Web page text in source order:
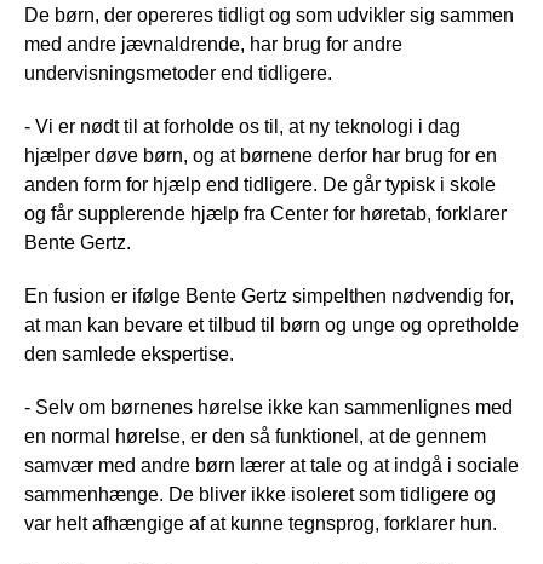
De børn, der opereres tidligt og som udvikler sig sammen
med andre jævnaldrende, har brug for andre
undervisningsmetoder end tidligere.
- Vi er nødt til at forholde os til, at ny teknologi i dag
hjælper døve børn, og at børnene derfor har brug for en
anden form for hjælp end tidligere. De går typisk i skole
og får supplerende hjælp fra Center for høretab, forklarer
Bente Gertz.
En fusion er ifølge Bente Gertz simpelthen nødvendig for,
at man kan bevare et tilbud til børn og unge og opretholde
den samlede ekspertise.
- Selv om børnenes hørelse ikke kan sammenlignes med
en normal hørelse, er den så funktionel, at de gennem
samvær med andre børn lærer at tale og at indgå i sociale
sammenhænge. De bliver ikke isoleret som tidligere og
var helt afhængige af at kunne tegnsprog, forklarer hun.